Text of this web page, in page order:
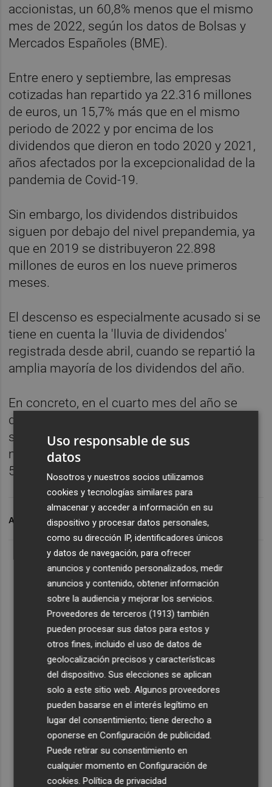
accionistas, un 60,8% menos que el mismo
mes de 2022, según los datos de Bolsas y
Mercados Españoles (BME).
Entre enero y septiembre, las empresas
cotizadas han repartido ya 22.316 millones
de euros, un 15,7% más que en el mismo
periodo de 2022 y por encima de los
dividendos que dieron en todo 2020 y 2021,
años afectados por la excepcionalidad de la
pandemia de Covid-19.
Sin embargo, los dividendos distribuidos
siguen por debajo del nivel prepandemia, ya
que en 2019 se distribuyeron 22.898
millones de euros en los nueve primeros
meses.
El descenso es especialmente acusado si se
tiene en cuenta la 'lluvia de dividendos'
registrada desde abril, cuando se repartió la
amplia mayoría de los dividendos del año.
En concreto, en el cuarto mes del año se
distribuyeron 5.738 millones de euros,
seguidos de 4.589 millones en mayo, 1.449
millones en junio, 7.282 millones en julio y
566 millones en agosto.
ARCHIVADO EN SPA DIVIDENDOS
Uso responsable de sus
datos
Nosotros y nuestros socios utilizamos
cookies y tecnologías similares para
almacenar y acceder a información en su
dispositivo y procesar datos personales,
como su dirección IP, identificadores únicos
y datos de navegación, para ofrecer
anuncios y contenido personalizados, medir
anuncios y contenido, obtener información
sobre la audiencia y mejorar los servicios.
Proveedores de terceros (1913) también
pueden procesar sus datos para estos y
otros fines, incluido el uso de datos de
geolocalización precisos y características
del dispositivo. Sus elecciones se aplican
solo a este sitio web. Algunos proveedores
pueden basarse en el interés legítimo en
lugar del consentimiento; tiene derecho a
oponerse enConfiguración de publicidad.
Puede retirar su consentimiento en
cualquier momento enConfiguración de
cookies.Política de privacidad